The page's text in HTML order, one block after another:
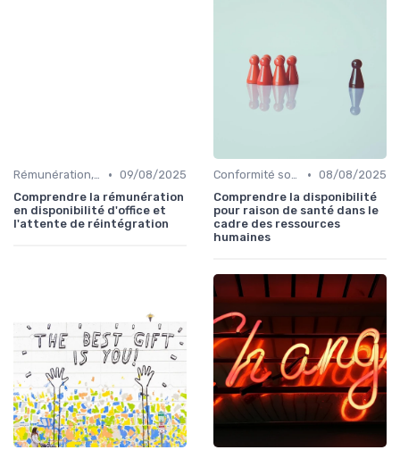
Rémunération, politiques salariales & benefits • 09/08/2025
Comprendre la rémunération
en disponibilité d'office et
l'attente de réintégration
Conformité sociale & droit du travail • 08/08/2025
Comprendre la disponibilité
pour raison de santé dans le
cadre des ressources
humaines